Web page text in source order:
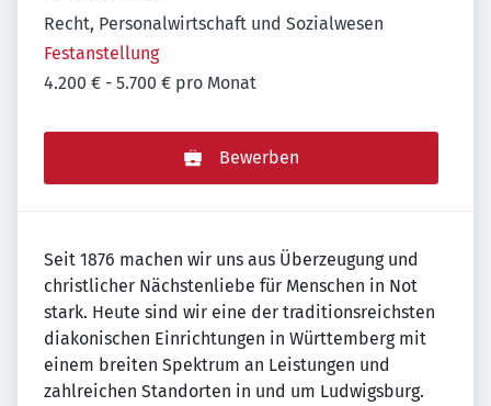
Recht, Personalwirtschaft und Sozialwesen
Festanstellung
4.200 € - 5.700 € pro Monat
Bewerben
Seit 1876 machen wir uns aus Überzeugung und
christlicher Nächstenliebe für Menschen in Not
stark. Heute sind wir eine der traditionsreichsten
diakonischen Einrichtungen in Württemberg mit
einem breiten Spektrum an Leistungen und
zahlreichen Standorten in und um Ludwigsburg.